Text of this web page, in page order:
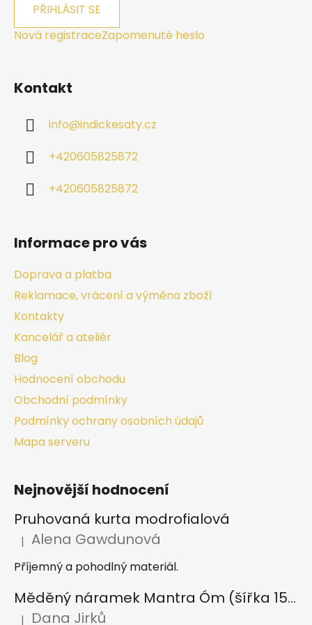
PŘIHLÁSIT SE
Nová registraceZapomenuté heslo
Kontakt
info@indickesaty.cz
+420605825872
+420605825872
Informace pro vás
Doprava a platba
Reklamace, vrácení a výměna zboží
Kontakty
Kancelář a ateliér
Blog
Hodnocení obchodu
Obchodní podmínky
Podmínky ochrany osobních údajů
Mapa serveru
Nejnovější hodnocení
Pruhovaná kurta modrofialová
Hodnocení produktu je 5 z 5 hvězdiček.
| Alena Gawdunová
Příjemný a pohodlný materiál.
Měděný náramek Mantra Óm (šířka 15 mm)
| Dana Jirků